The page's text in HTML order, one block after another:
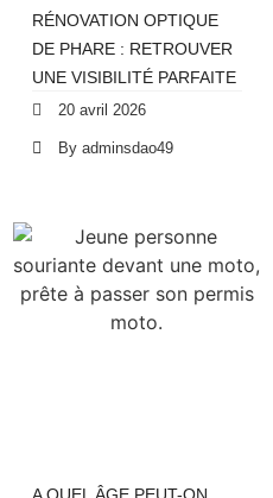
RÉNOVATION OPTIQUE
DE PHARE : RETROUVER
UNE VISIBILITÉ PARFAITE
20 avril 2026
By adminsdao49